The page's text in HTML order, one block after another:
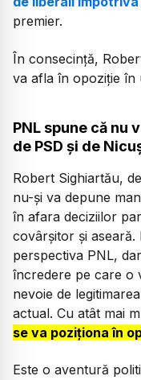
premier.
În consecință,
va afla în opoziție în
PNL spune că nu
de PSD și de
Robert Sighiartău,
nu-și va depune
în afara deciziilor
covârșitor și aseară.
perspectiva PNL,
încredere pe care o
nevoie de
actual. Cu atât mai
se va poziționa în
Este o aventură